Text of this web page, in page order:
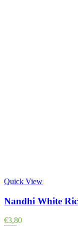
Quick View
Nandhi White
€3,80